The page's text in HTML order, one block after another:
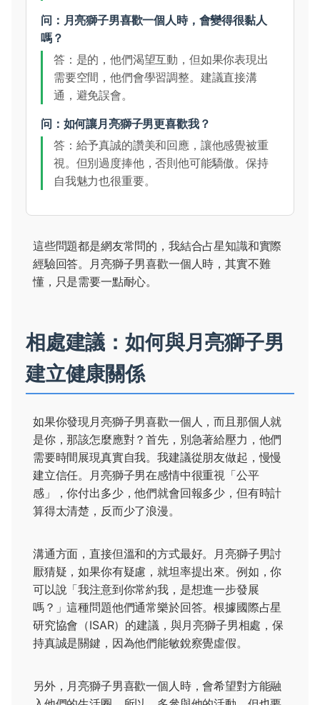
问：月亮獅子男喜歡一個人時，會變得很黏人
嗎？
答：是的，他們渴望互動，但如果你表現出
需要空間，他們會學習調整。建議直接溝
通，避免誤會。
问：如何讓月亮獅子男更喜歡我？
答：給予真誠的讚美和回應，讓他感覺被重
視。但別過度捧他，否則他可能驕傲。保持
自我魅力也很重要。
這些問題都是網友常問的，我結合占星知識和實際
經驗回答。月亮獅子男喜歡一個人時，其實不難
懂，只是需要一點耐心。
相處建議：如何與月亮獅子男
建立健康關係
如果你發現月亮獅子男喜歡一個人，而且那個人就
是你，那該怎麼應對？首先，別急著給壓力，他們
需要時間展現真實自我。我建議從朋友做起，慢慢
建立信任。月亮獅子男在感情中很重視「公平
感」，你付出多少，他們就會回報多少，但有時計
算得太清楚，反而少了浪漫。
溝通方面，直接但溫和的方式最好。月亮獅子男討
厭猜疑，如果你有疑慮，就坦率提出來。例如，你
可以說「我注意到你常約我，是想進一步發展
嗎？」這種問題他們通常樂於回答。根據國際占星
研究協會（ISAR）的建議，與月亮獅子男相處，保
持真誠是關鍵，因為他們能敏銳察覺虛假。
另外，月亮獅子男喜歡一個人時，會希望對方能融